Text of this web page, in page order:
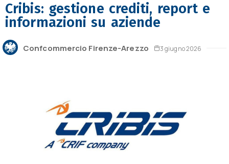
Cribis: gestione crediti, report e
informazioni su aziende
Confcommercio Firenze-Arezzo 3 giugno 2026